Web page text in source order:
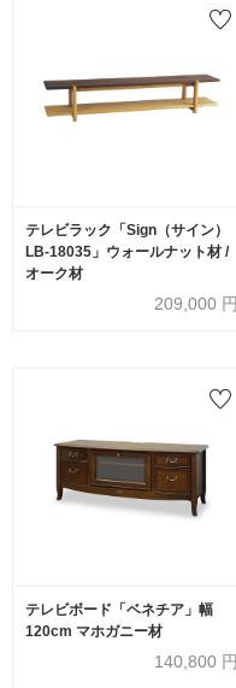
テレビラック「Sign（サイン）
LB-18035」ウォールナット材 /
オーク材
209,000 円
テレビボード「ベネチア」幅
120cm マホガニー材
140,800 円